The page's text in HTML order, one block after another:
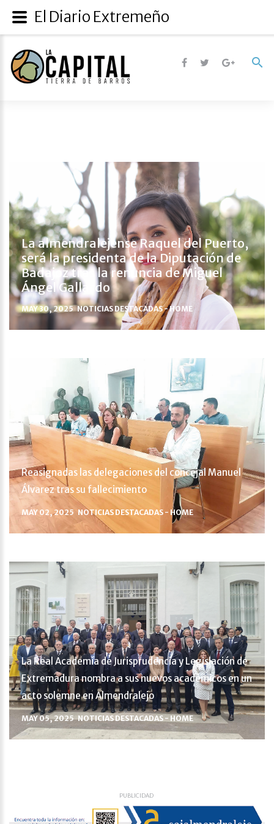
La almendralejense Raquel del Puerto,
será la presidenta de la Diputación de
Badajoz tras la renuncia de Miguel
Ángel Gallardo
MAY 30, 2025 NOTICIAS DESTACADAS - HOME
Reasignadas las delegaciones del concejal Manuel
Álvarez tras su fallecimiento
MAY 02, 2025 NOTICIAS DESTACADAS - HOME
La Real Academia de Jurisprudencia y Legislación de
Extremadura nombra a sus nuevos académicos en un
acto solemne en Almendralejo
MAY 05, 2025 NOTICIAS DESTACADAS - HOME
PUBLICIDAD
El Diario Extremeño